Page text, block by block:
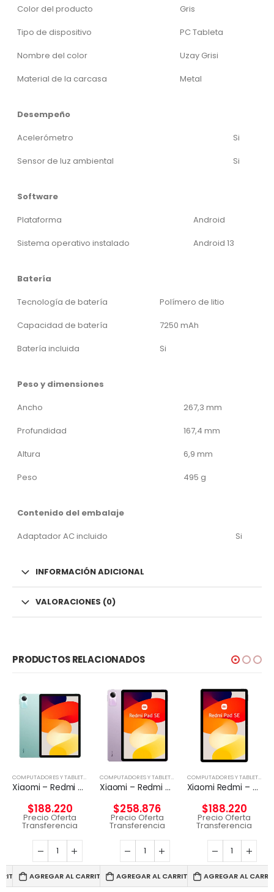
Color del producto
Gris
Tipo de dispositivo
PC Tableta
Nombre del color
Uzay Grisi
Material de la carcasa
Metal
Desempeño
Acelerómetro
Si
Sensor de luz ambiental
Si
Software
Plataforma
Android
Sistema operativo instalado
Android 13
Batería
Tecnología de batería
Polímero de litio
Capacidad de batería
7250 mAh
Batería incluida
Si
Peso y dimensiones
Ancho
267,3 mm
Profundidad
167,4 mm
Altura
6,9 mm
Peso
495 g
Contenido del embalaje
Adaptador AC incluido
Si
INFORMACIÓN ADICIONAL
VALORACIONES (0)
PRODUCTOS RELACIONADOS
NOTEBOOK COMPUTADORES Y TABLETS TABLETA
Xiaomi – Redmi Pad SE – Android – Snapdragon 680
$188.220
Precio Oferta
Transferencia
AGREGAR AL CARRITO
COMPUTADORES Y TABLETS, TABLETA
Xiaomi – Redmi Pad SE – Android – Snapdragon 680 – 49949
$258.876
Precio Oferta
Transferencia
AGREGAR AL CARRITO
COMPUTADORES Y TABLETS,
Xiaomi Redmi – Pad SE – Android 12 – Helio G99
$188.220
Precio Oferta
Transferencia
AGREGAR AL